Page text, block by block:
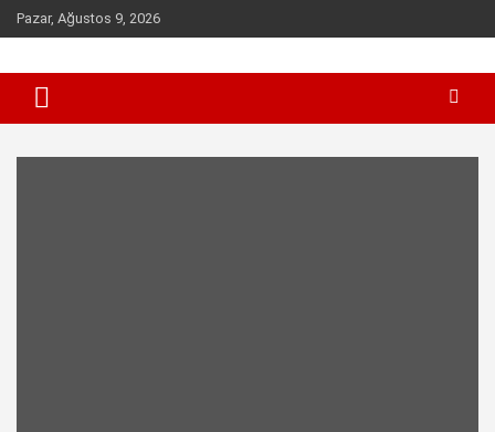
Skip
to
Pazar, Ağustos 9, 2026
incelet.com